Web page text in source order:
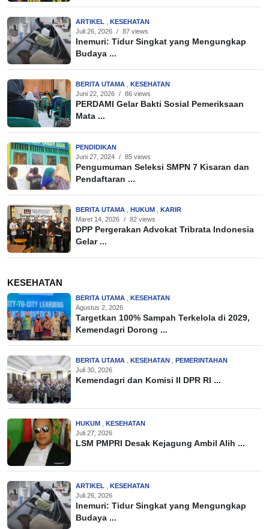
ARTIKEL
KESEHATAN
Juli 26, 2026 / 87 views
Inemuri: Tidur Singkat yang Mengungkap
Budaya ...
BERITA UTAMA
KESEHATAN
Juni 22, 2026 / 86 views
PERDAMI Gelar Bakti Sosial Pemeriksaan
Mata ...
PENDIDIKAN
Juni 27, 2024 / 85 views
Pengumuman Seleksi SMPN 7 Kisaran dan
Pendaftaran ...
BERITA UTAMA HUKUM
KARIR
Maret 14, 2026 / 82 views
DPP Pergerakan Advokat Tribrata Indonesia
Gelar ...
KESEHATAN
BERITA UTAMA
KESEHATAN
Agustus 2, 2026
Targetkan 100% Sampah Terkelola di 2029,
Kemendagri Dorong ...
BERITA UTAMA KESEHATAN
PEMERINTAHAN
Juli 30, 2026
Kemendagri dan Komisi II DPR RI ...
HUKUM
KESEHATAN
Juli 27, 2026
LSM PMPRI Desak Kejagung Ambil Alih ...
ARTIKEL
KESEHATAN
Juli 26, 2026
Inemuri: Tidur Singkat yang Mengungkap
Budaya ...